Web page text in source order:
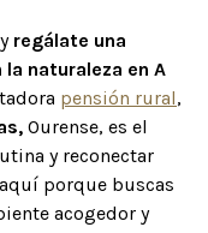
regálate una
naturaleza en A
pensión rural,
Ourense, es el
y reconectar
porque buscas
acogedor y